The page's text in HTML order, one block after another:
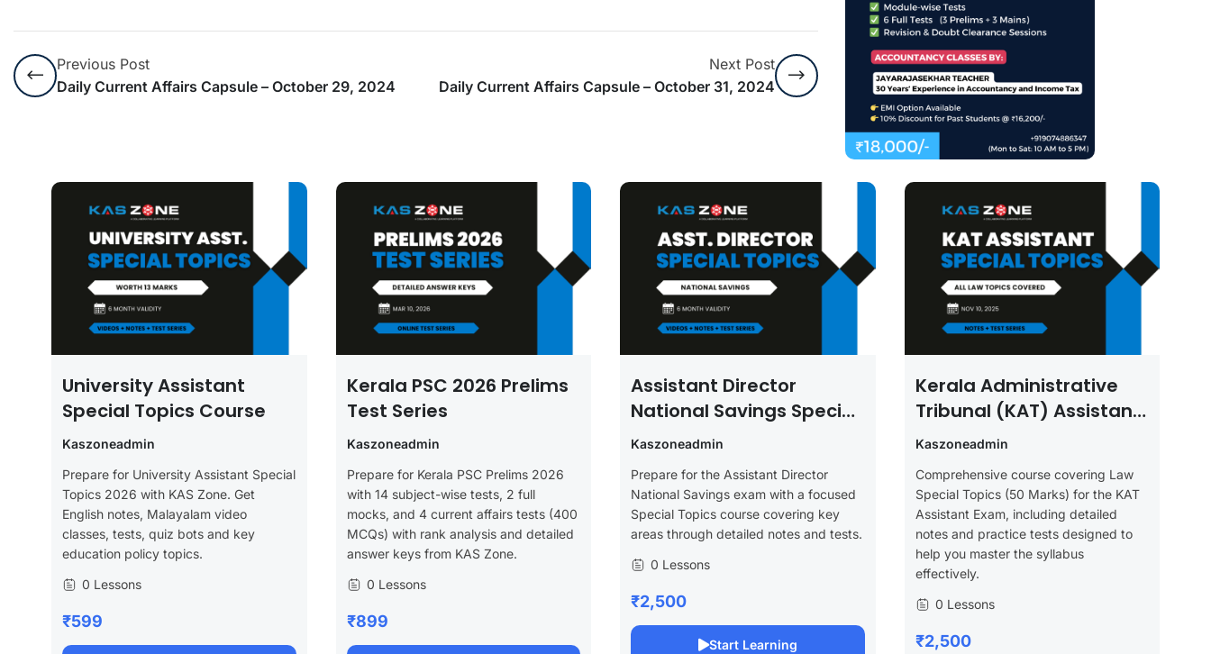
Previous Post
Daily Current Affairs Capsule – October 29, 2024
Next Post
Daily Current Affairs Capsule – October 31, 2024
University Assistant
Special Topics Course
Kaszoneadmin
Prepare for University Assistant Special
Topics 2026 with KAS Zone. Get
English notes, Malayalam video
classes, tests, quiz bots and key
education policy topics.
0 Lessons
₹599
Kerala PSC 2026 Prelims
Test Series
Kaszoneadmin
Prepare for Kerala PSC Prelims 2026
with 14 subject-wise tests, 2 full
mocks, and 4 current affairs tests (400
MCQs) with rank analysis and detailed
answer keys from KAS Zone.
0 Lessons
₹899
Assistant Director
National Savings Special
Topics Course
Kaszoneadmin
Prepare for the Assistant Director
National Savings exam with a focused
Special Topics course covering key
areas through detailed notes and tests.
0 Lessons
₹2,500
Start Learning
Kerala Administrative
Tribunal (KAT) Assistant
Law Special Topics
Kaszoneadmin
Comprehensive course covering Law
Special Topics (50 Marks) for the KAT
Assistant Exam, including detailed
notes and practice tests designed to
help you master the syllabus
effectively.
0 Lessons
₹2,500